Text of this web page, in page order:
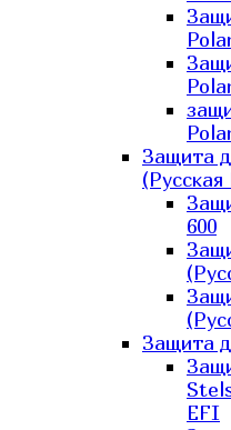
Защита
600
Защита
EFI